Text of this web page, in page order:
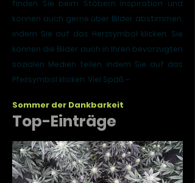
finden Sie beim Stöbern Inspiration und
können auch gerne über Bilder abstimmen,
indem Sie auf das Herzsymbol klicken. Sie
können die Bilder auch in Ihren bevorzugten
sozialen Medien teilen, indem Sie auf das
Pfeilsymbol klicken. Viel Spaß ~
Sommer der Dankbarkeit
Top-Einträge